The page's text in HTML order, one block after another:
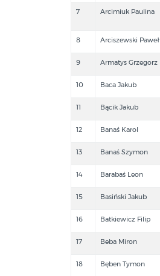
7 Arcimiuk Paulina
8 Arciszewski Paweł
9 Armatys Grzegorz
10 Baca Jakub
11 Bącik Jakub
12 Banaś Karol
13 Banaś Szymon
14 Barabaś Leon
15 Basiński Jakub
16 Batkiewicz Filip
17 Beba Miron
18 Bęben Tymon